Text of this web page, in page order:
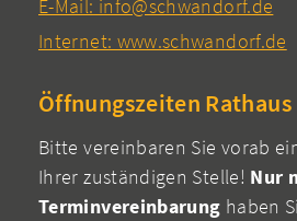
E-Mail: info@schwandorf.de
Internet: www.schwandorf.de
Öffnungszeiten Rathaus
Bitte vereinbaren Sie vorab
Ihrer zuständigen Stelle! Nur
Terminvereinbarung haben